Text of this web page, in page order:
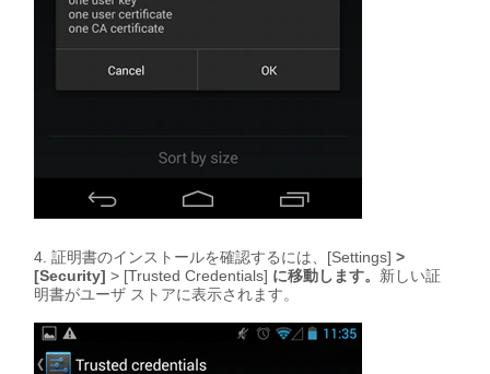
証明書のインストールを確認するには、[Settings] >
[Security] > [Trusted Credentials] に移動します。 新しい証
明書がユーザ ストアに表示されます。